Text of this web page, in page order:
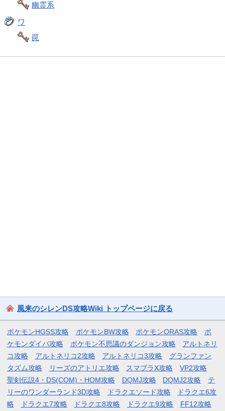
幽霊系
ワ
罠
風来のシレンDS攻略Wiki トップページに戻る
ポケモンHGSS攻略 ポケモンBW攻略 ポケモンORAS攻略
ポ
ケモンダイパ攻略
ポケモン不思議のダンジョン攻略
アルトネリ
コ攻略
アルトネリコ2攻略 アルトネリコ3攻略
グランファン
タズム攻略
リーズのアトリエ攻略 スマブラX攻略
VP2攻略
聖剣伝説4・DS(COM)・HOM攻略
DQMJ攻略 DQMJ2攻略
テ
リーのワンダーランド3D攻略
ドラクエソード攻略
ドラクエ6攻
略
ドラクエ7攻略 ドラクエ8攻略 ドラクエ9攻略 FF12攻略